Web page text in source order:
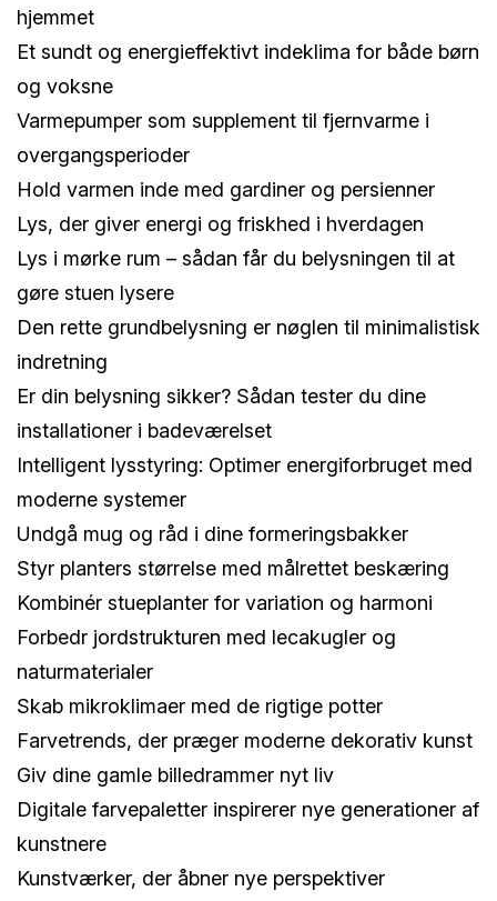
hjemmet
Et sundt og energieffektivt indeklima for både børn
og voksne
Varmepumper som supplement til fjernvarme i
overgangsperioder
Hold varmen inde med gardiner og persienner
Lys, der giver energi og friskhed i hverdagen
Lys i mørke rum – sådan får du belysningen til at
gøre stuen lysere
Den rette grundbelysning er nøglen til minimalistisk
indretning
Er din belysning sikker? Sådan tester du dine
installationer i badeværelset
Intelligent lysstyring: Optimer energiforbruget med
moderne systemer
Undgå mug og råd i dine formeringsbakker
Styr planters størrelse med målrettet beskæring
Kombinér stueplanter for variation og harmoni
Forbedr jordstrukturen med lecakugler og
naturmaterialer
Skab mikroklimaer med de rigtige potter
Farvetrends, der præger moderne dekorativ kunst
Giv dine gamle billedrammer nyt liv
Digitale farvepaletter inspirerer nye generationer af
kunstnere
Kunstværker, der åbner nye perspektiver